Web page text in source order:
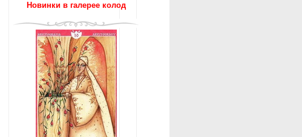
Новинки в галерее колод